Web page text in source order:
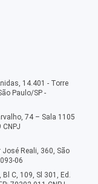
14.401 - Torre
Paulo/SP -
74 – Sala 1105
José Reali, 360, São
06
C, 109, Sl 301, Ed.